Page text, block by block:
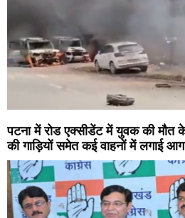
पटना में रोड एक्सीडेंट में युवक की मौत
की गाड़ियों समेत कई वाहनों में लगाई आग